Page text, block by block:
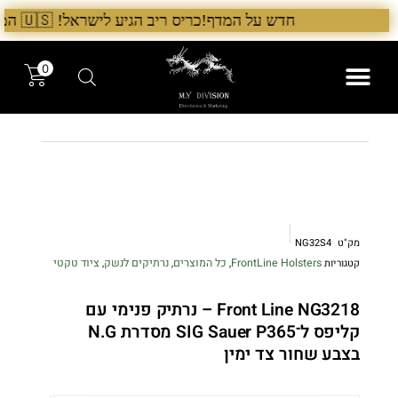
דילוג
לתוכן
חדש על המדף!כריס ריב הגיע לישראל! 🇺🇸 המלאי הראשון בארץ – עכשיו אצל היבואן הבלעדי לרגל ההשקה, 5% הנחה על כל מוצרי Chris Reeve לזמן מוגבל. בנוסף, הגיע גם מלאי חדש של Benchmade ו־Microtech. לרכישה עכשיו›. >
0
מק"ט NG32S4
קטגוריותFrontLine Holsters
, כל המוצרים,נרתיקים לנשק, ציוד טקטי
Front Line NG3218 – נרתיק פנימי עם
קליפס ל־SIG Sauer P365 מסדרת N.G
בצבע שחור צד ימין